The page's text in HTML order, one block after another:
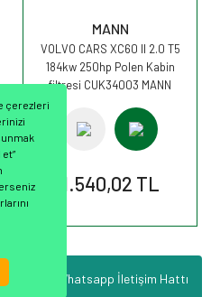
çerezleri
Whatsapp İletişim Hattı
MANN
VOLVO CARS XC60 II 2.0 T5
184kw 250hp Polen Kabin
filtresi CUK34003 MANN
1.540,02 TL